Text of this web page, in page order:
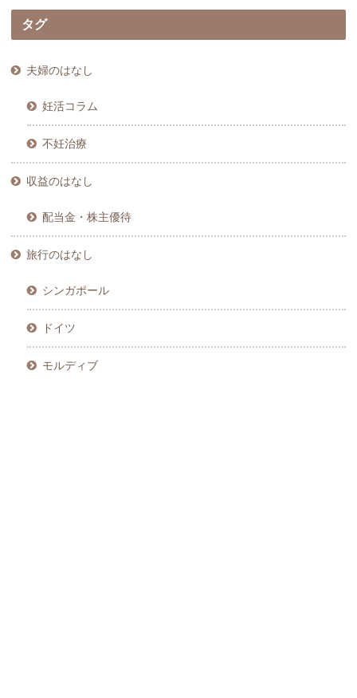
タグ
夫婦のはなし
妊活コラム
不妊治療
収益のはなし
配当金・株主優待
旅行のはなし
シンガポール
ドイツ
モルディブ